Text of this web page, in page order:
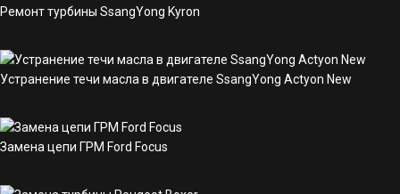
Ремонт турбины SsangYong Kyron
Устранение течи масла в двигателе SsangYong Actyon New
Замена цепи ГРМ Ford Focus